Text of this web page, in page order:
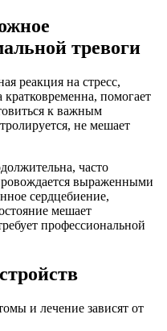
тревоги
реакция на стресс,
помогает
к важным
не мешает
часто
выраженными
сердцебиение,
мешает
профессиональной
и лечение зависят от